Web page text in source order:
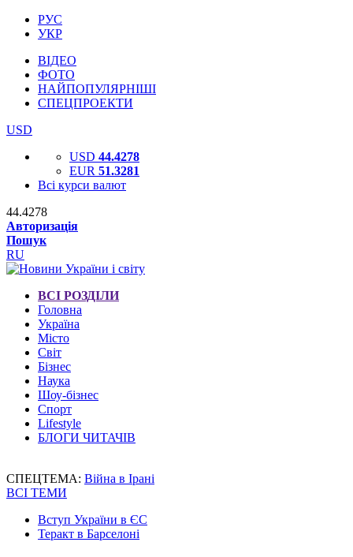
РУС
УКР
ВІДЕО
ФОТО
НАЙПОПУЛЯРНІШІ
СПЕЦПРОЕКТИ
USD
USD 44.4278
EUR 51.3281
Всі курси валют
44.4278
Авторизація
Пошук
RU
ВСІ РОЗДІЛИ
Головна
Україна
Місто
Світ
Бізнес
Наука
Шоу-бізнес
Спорт
Lifestyle
БЛОГИ ЧИТАЧІВ
СПЕЦТЕМА: Війна в Ірані
ВСІ ТЕМИ
Вступ України в ЄС
Теракт в Барселоні